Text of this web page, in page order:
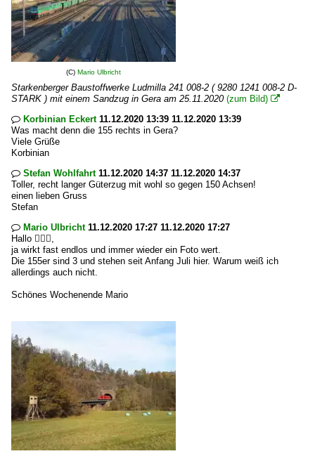
(C) Mario Ulbricht
Starkenberger Baustoffwerke Ludmilla 241 008-2 ( 9280 1241 008-2 D-
STARK ) mit einem Sandzug in Gera am 25.11.2020 (zum Bild) 
 Korbinian Eckert11.12.2020 13:39 11.12.2020 13:39
Was macht denn die 155 rechts in Gera?
Viele Grüße
Korbinian
 Stefan Wohlfahrt11.12.2020 14:37 11.12.2020 14:37
Toller, recht langer Güterzug mit wohl so gegen 150 Achsen!
einen lieben Gruss
Stefan
 Mario Ulbricht11.12.2020 17:27 11.12.2020 17:27
Hallo 🙋🏽‍♂️,
ja wirkt fast endlos und immer wieder ein Foto wert.
Die 155er sind 3 und stehen seit Anfang Juli hier. Warum weiß ich
allerdings auch nicht.
Schönes Wochenende Mario